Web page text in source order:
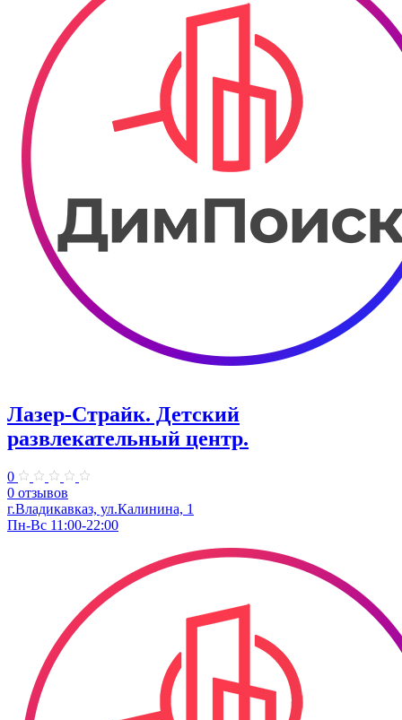
Лазер-Страйк. ​Детский
развлекательный центр.
0
0 отзывов
г.Владикавказ, ул.Калинина, 1
Пн-Вс 11:00-22:00